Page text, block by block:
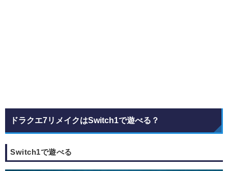
ドラクエ7リメイクはSwitch1で遊べる？
Switch1で遊べる